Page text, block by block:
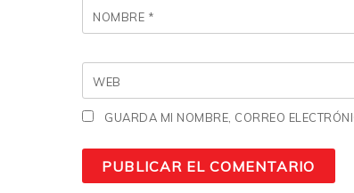
NOMBRE *
WEB
GUARDA MI NOMBRE, CORREO